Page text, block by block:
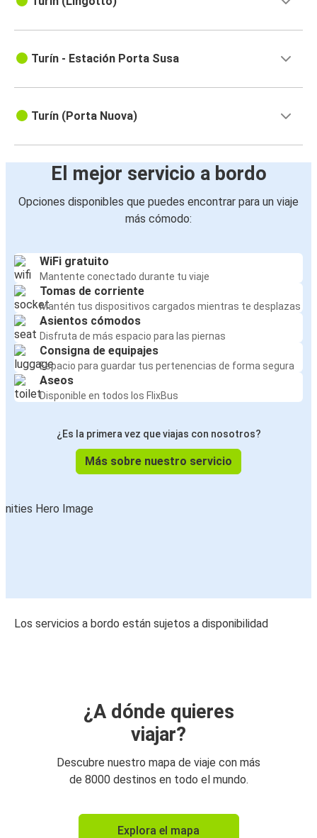
Turín - Estación Porta Susa
Turín (Porta Nuova)
El mejor servicio a bordo
Opciones disponibles que puedes encontrar para un viaje
más cómodo:
WiFi gratuito
Mantente conectado durante tu viaje
Tomas de corriente
Mantén tus dispositivos cargados mientras te desplazas
Asientos cómodos
Disfruta de más espacio para las piernas
Consigna de equipajes
Espacio para guardar tus pertenencias de forma segura
Aseos
Disponible en todos los FlixBus
¿Es la primera vez que viajas con nosotros?
Más sobre nuestro servicio
Los servicios a bordo están sujetos a disponibilidad
¿A dónde quieres
viajar?
Descubre nuestro mapa de viaje con más
de 8000 destinos en todo el mundo.
Explora el mapa